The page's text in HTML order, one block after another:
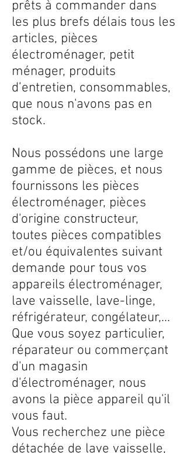
prêts à commander dans
les plus brefs délais tous les
articles, pièces
électroménager, petit
ménager, produits
d’entretien, consommables,
que nous n'avons pas en
stock.
Nous possédons une large
gamme de pièces, et nous
fournissons les pièces
électroménager, pièces
d'origine constructeur,
toutes pièces compatibles
et/ou équivalentes suivant
demande pour tous vos
appareils électroménager,
lave vaisselle, lave-linge,
réfrigérateur, congélateur,...
Que vous soyez particulier,
réparateur ou commerçant
d'un magasin
d'électroménager, nous
avons la pièce appareil qu'il
vous faut.
Vous recherchez une pièce
détachée de lave vaisselle,